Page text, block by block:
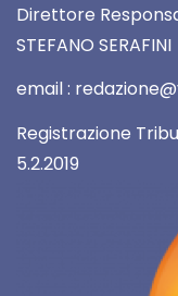
Direttore
STEFANO SERAFINI
email :
Registrazione
5.2.2019